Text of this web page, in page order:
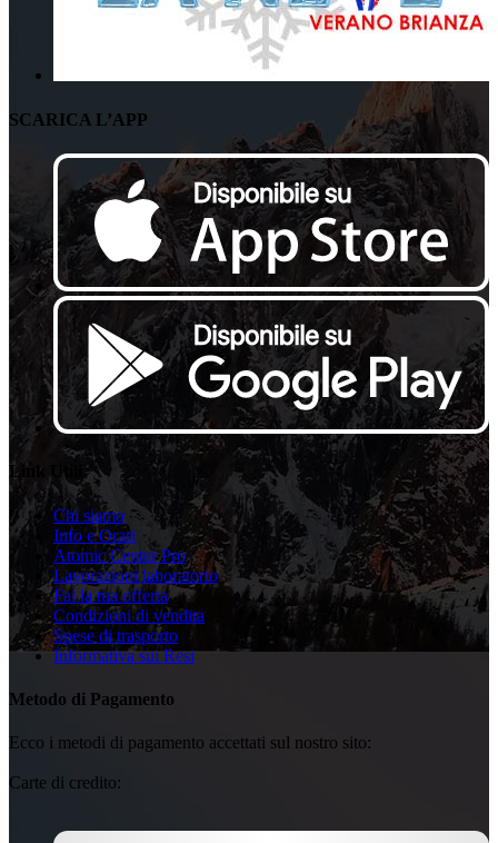
SCARICA L’APP
Link Utili
Chi siamo
Info e Orari
Atomic Center Pro
Lavorazioni laboratorio
Fai la tua offerta
Condizioni di vendita
Spese di trasporto
Informativa sui Resi
Metodo di Pagamento
Ecco i metodi di pagamento accettati sul nostro sito:
Carte di credito: